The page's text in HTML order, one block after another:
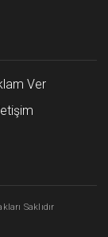
Ver
Saklıdır